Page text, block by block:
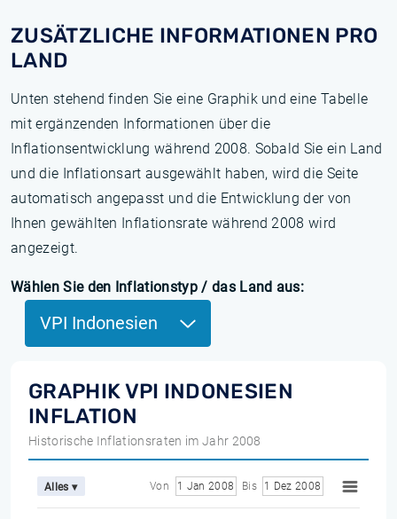
ZUSÄTZLICHE INFORMATIONEN PRO
LAND
Unten stehend finden Sie eine Graphik und eine Tabelle
mit ergänzenden Informationen über die
Inflationsentwicklung während 2008. Sobald Sie ein Land
und die Inflationsart ausgewählt haben, wird die Seite
automatisch angepasst und die Entwicklung der von
Ihnen gewählten Inflationsrate während 2008 wird
angezeigt.
Wählen Sie den Inflationstyp / das Land aus:
VPI Indonesien
GRAPHIK VPI INDONESIEN
INFLATION
Historische Inflationsraten im Jahr 2008
Alles ▾ Von 1 Jan 2008 Bis 1 Dez 2008